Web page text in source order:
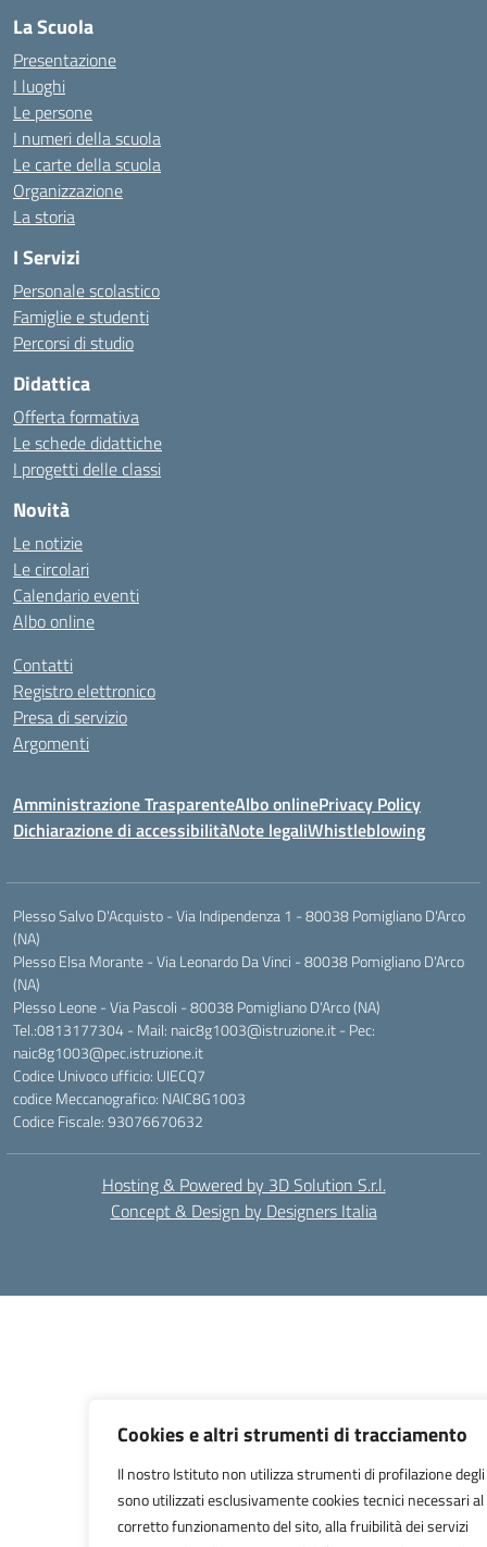
Cookies e altri strumenti di tracciamento
Il nostro Istituto non utilizza strumenti di profilazione
sono utilizzati esclusivamente cookies tecnici necessari al
corretto funzionamento del sito, alla fruibilità dei servizi
La Scuola
Presentazione
I luoghi
Le persone
I numeri della scuola
Le carte della scuola
Organizzazione
La storia
I Servizi
Personale scolastico
Famiglie e studenti
Percorsi di studio
Didattica
Offerta formativa
Le schede didattiche
I progetti delle classi
Novità
Le notizie
Le circolari
Calendario eventi
Albo online
Contatti
Registro elettronico
Presa di servizio
Argomenti
Amministrazione TrasparenteAlbo onlinePrivacy Policy
Dichiarazione di accessibilitàNote legaliWhistleblowing
Plesso Salvo D'Acquisto - Via Indipendenza 1 - 80038 Pomigliano D'Arco
(NA)
Plesso Elsa Morante - Via Leonardo Da Vinci - 80038 Pomigliano D'Arco
(NA)
Plesso Leone - Via Pascoli - 80038 Pomigliano D'Arco (NA)
Tel.:0813177304 - Mail: naic8g1003@istruzione.it - Pec:
naic8g1003@pec.istruzione.it
Codice Univoco ufficio: UIECQ7
codice Meccanografico: NAIC8G1003
Codice Fiscale: 93076670632
Hosting & Powered by 3D Solution S.r.l.
Concept & Design by Designers Italia